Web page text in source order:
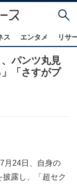
ス エンタメ リサ
パンツ丸見
「さすがプ
月24日、自身の
披露し、「超セク